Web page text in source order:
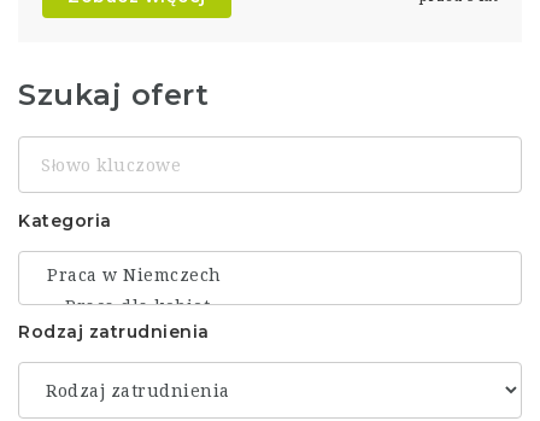
Szukaj ofert
Słowo
kluczowe
Kategoria
Rodzaj zatrudnienia